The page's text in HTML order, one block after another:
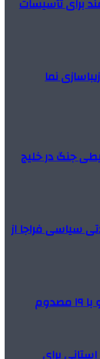
برای تأسیسات
نما
جنگ در خلیج
سیاسی فراجا از
استانی برای